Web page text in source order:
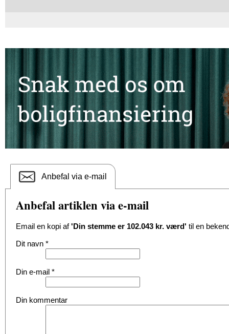
Anbefal via e-mail
Anbefal artiklen via e-mail
Email en kopi af'Din stemme er 102.043 kr. værd' til en
Dit navn *
Din e-mail *
Din kommentar